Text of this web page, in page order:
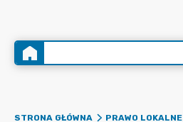
STRONA GŁÓWNA PRAWO LOKALNE